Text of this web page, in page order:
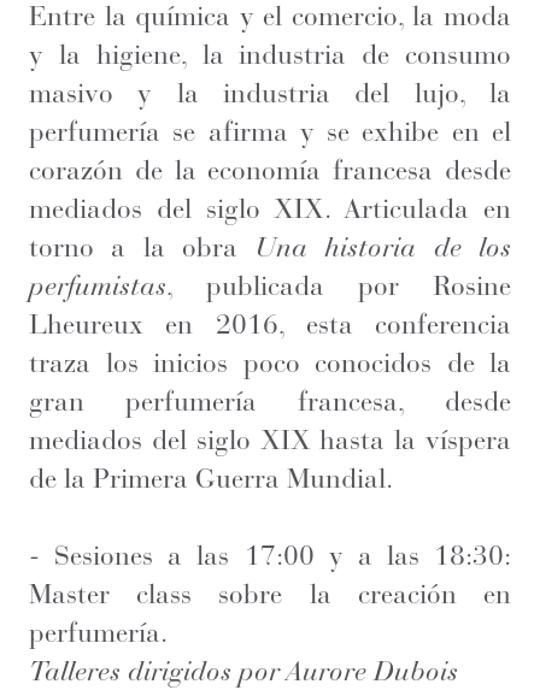
Entre la química y el comercio, la moda
y la higiene, la industria de consumo
masivo y la industria del lujo, la
perfumería se afirma y se exhibe en el
corazón de la economía francesa desde
mediados del siglo XIX. Articulada en
torno a la obra Una historia de los
perfumistas, publicada por Rosine
Lheureux en 2016, esta conferencia
traza los inicios poco conocidos de la
gran perfumería francesa, desde
mediados del siglo XIX hasta la víspera
de la Primera Guerra Mundial.
- Sesiones a las 17:00 y a las 18:30:
Master class sobre la creación en
perfumería.
Talleres dirigidos por Aurore Dubois